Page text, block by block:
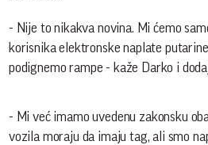
- Nije to nikakva novina. Mi ćemo
korisnika elektronske naplate
podignemo rampe - kaže Darko i
- Mi već imamo uvedenu zakonsku
vozila moraju da imaju tag, ali smo